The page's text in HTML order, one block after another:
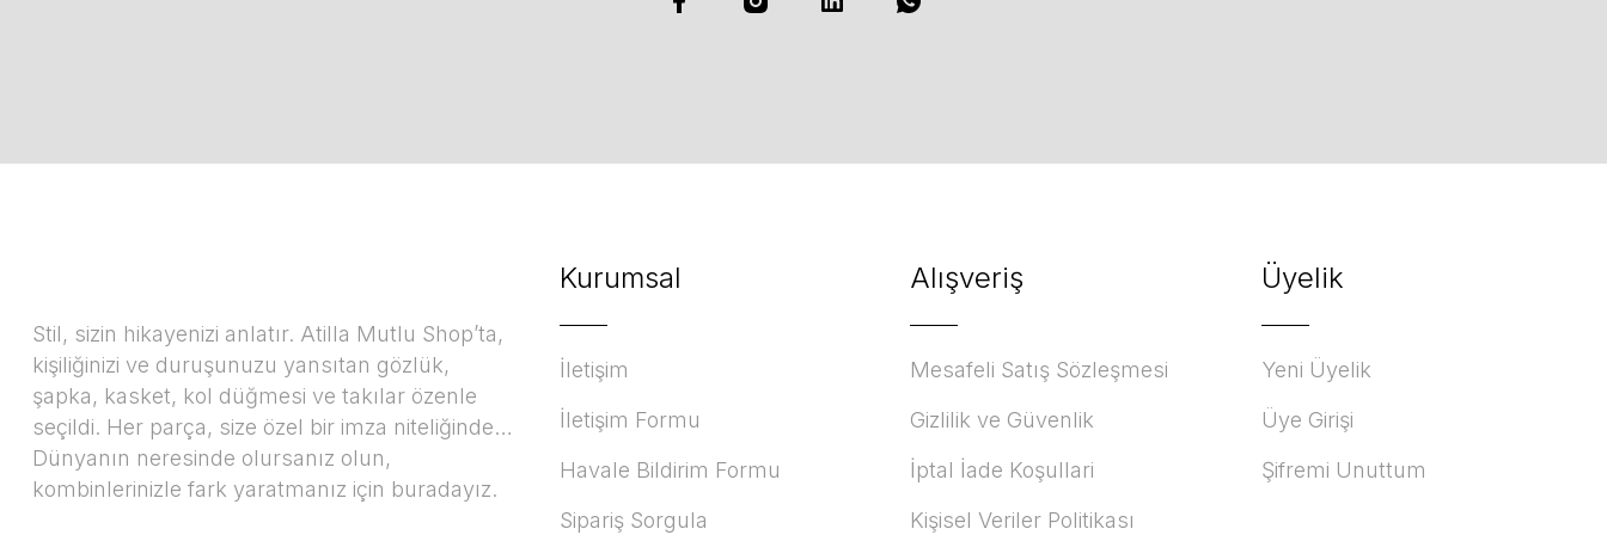
Stil, sizin hikayenizi anlatır. Atilla Mutlu Shop’ta,
kişiliğinizi ve duruşunuzu yansıtan gözlük,
şapka, kasket, kol düğmesi ve takılar özenle
seçildi. Her parça, size özel bir imza niteliğinde…
Dünyanın neresinde olursanız olun,
kombinlerinizle fark yaratmanız için buradayız.
Kurumsal
İletişim
İletişim Formu
Havale Bildirim Formu
Sipariş Sorgula
Alışveriş
Mesafeli Satış Sözleşmesi
Gizlilik ve Güvenlik
İptal İade Koşullari
Kişisel Veriler Politikası
Üyelik
Yeni Üyelik
Üye Girişi
Şifremi Unuttum